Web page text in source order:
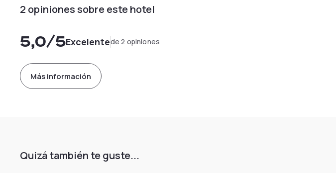
2 opiniones sobre este hotel
5,0/5Excelentede 2 opiniones
Más información
Quizá también te guste...